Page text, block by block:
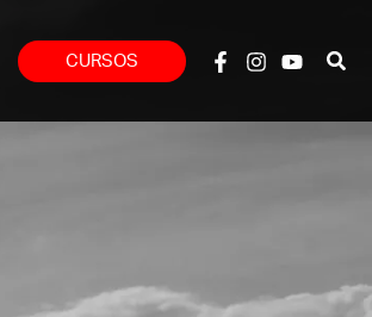
CURSOS